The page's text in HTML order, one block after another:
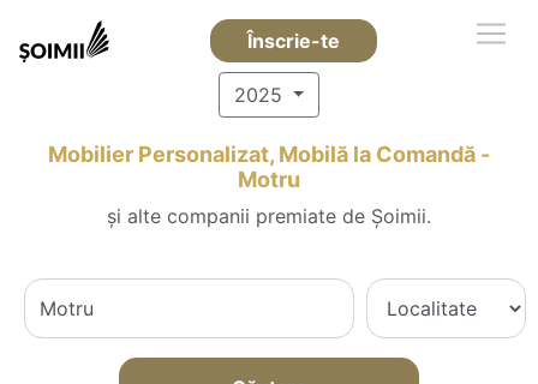
Înscrie-te
2025
Mobilier Personalizat, Mobilă la Comandă -
Motru
și alte companii premiate de Șoimii.